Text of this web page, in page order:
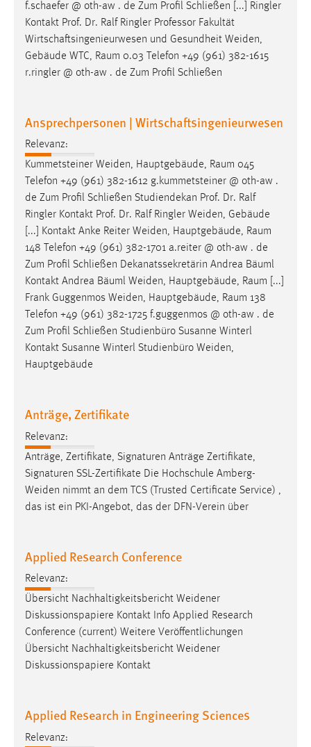
f.schaefer @ oth-aw . de Zum Profil Schließen [...] Ringler
Kontakt Prof. Dr. Ralf Ringler Professor Fakultät
Wirtschaftsingenieurwesen und Gesundheit Weiden,
Gebäude WTC, Raum 0.03 Telefon +49 (961) 382-1615
r.ringler @ oth-aw . de Zum Profil Schließen
Ansprechpersonen | Wirtschaftsingenieurwesen
Relevanz:
Kummetsteiner Weiden, Hauptgebäude, Raum 045
Telefon +49 (961) 382-1612 g.kummetsteiner @ oth-aw .
de Zum Profil Schließen Studiendekan Prof. Dr. Ralf
Ringler Kontakt Prof. Dr. Ralf Ringler Weiden, Gebäude
[...] Kontakt Anke Reiter Weiden, Hauptgebäude, Raum
148 Telefon +49 (961) 382-1701 a.reiter @ oth-aw . de
Zum Profil Schließen Dekanatssekretärin Andrea Bäuml
Kontakt Andrea Bäuml Weiden, Hauptgebäude, Raum [...]
Frank Guggenmos Weiden, Hauptgebäude, Raum 138
Telefon +49 (961) 382-1725 f.guggenmos @ oth-aw . de
Zum Profil Schließen Studienbüro Susanne Winterl
Kontakt Susanne Winterl Studienbüro Weiden,
Hauptgebäude
Anträge, Zertifikate
Relevanz:
Anträge, Zertifikate, Signaturen Anträge Zertifikate,
Signaturen SSL-Zertifikate Die Hochschule Amberg-
Weiden nimmt an dem TCS (Trusted Certificate Service) ,
das ist ein PKI-Angebot, das der DFN-Verein über
Applied Research Conference
Relevanz:
Übersicht Nachhaltigkeitsbericht Weidener
Diskussionspapiere Kontakt Info Applied Research
Conference (current) Weitere Veröffentlichungen
Übersicht Nachhaltigkeitsbericht Weidener
Diskussionspapiere Kontakt
Applied Research in Engineering Sciences
Relevanz: